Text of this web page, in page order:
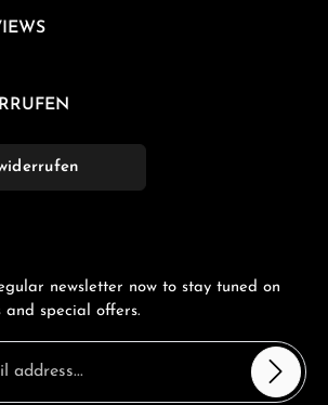
newsletter now to stay tuned on
special offers.